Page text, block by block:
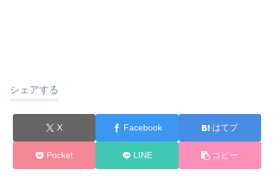
シェアする
X Facebook はてブ
Pocket LINE コピー